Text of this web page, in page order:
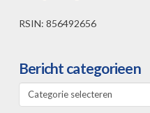
RSIN: 856492656
Bericht categorieen
Bericht
categorieen